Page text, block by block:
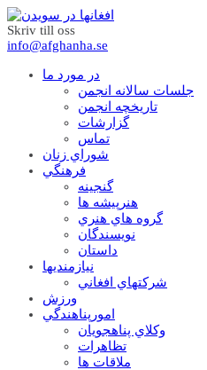
Skriv till oss
info@afghanha.se
در مورد ما
جلسات سالانه انجمن
تاریخچه انجمن
گزارشات
تماس
شوراي زنان
فرهنگي
گنجينه
هنرپيشه ها
گروه هاي هنري
نويسندگان
داستان
نيازمنديها
شرکتهاي افغاني
ورزش
امورپناهندگي
وکلاي پناهجويان
تظاهرات
ملاقات ها